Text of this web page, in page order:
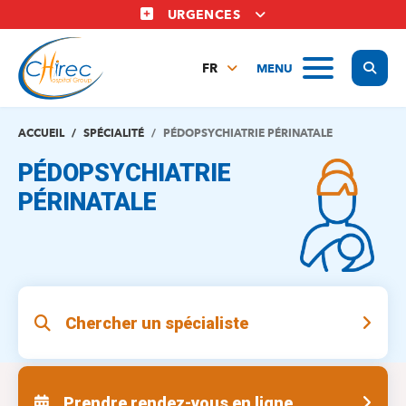
au
contenu
principal
URGENCES
MENU
FR
EN
ACCUEIL SPÉCIALITÉ PÉDOPSYCHIATRIE PÉRINATALE
PÉDOPSYCHIATRIE
PÉRINATALE
Chercher un spécialiste